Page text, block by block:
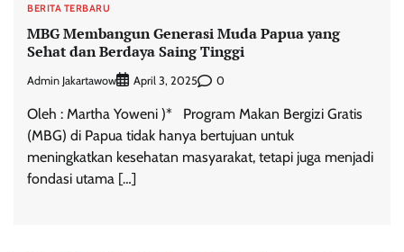
BERITA TERBARU
MBG Membangun Generasi Muda Papua yang
Sehat dan Berdaya Saing Tinggi
Admin Jakartawow April 3, 2025 0
Oleh : Martha Yoweni )* Program Makan Bergizi Gratis
(MBG) di Papua tidak hanya bertujuan untuk
meningkatkan kesehatan masyarakat, tetapi juga menjadi
fondasi utama […]